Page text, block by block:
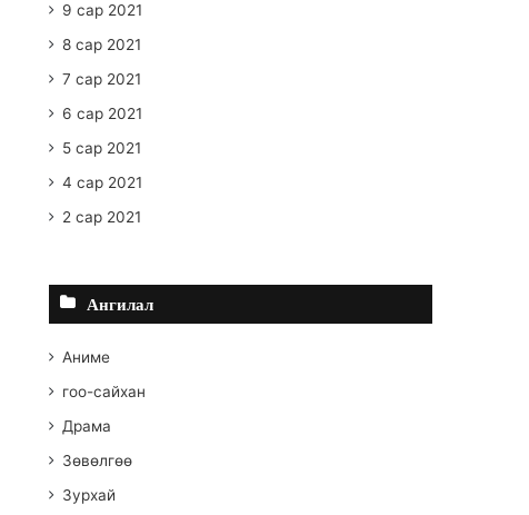
9 сар 2021
8 сар 2021
7 сар 2021
6 сар 2021
5 сар 2021
4 сар 2021
2 сар 2021
Ангилал
Аниме
гоо-сайхан
Драма
Зөвөлгөө
Зурхай